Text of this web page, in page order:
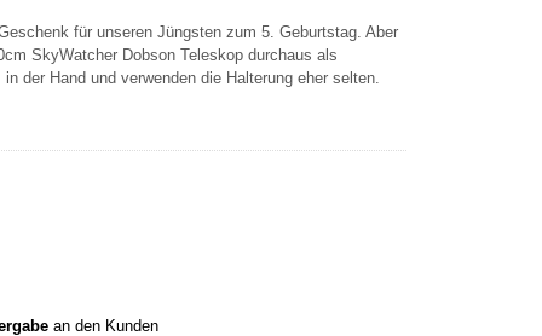
für unseren Jüngsten zum 5. Geburtstag. Aber
SkyWatcher Dobson Teleskop durchaus als
der Hand und verwenden die Halterung eher selten.
an den Kunden